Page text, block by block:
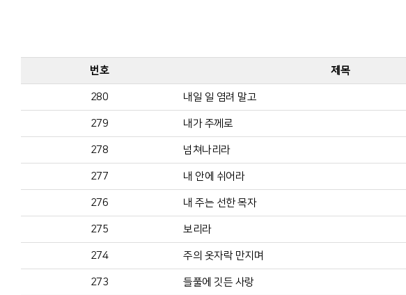
번호 제목
280 내일 일 염려 말고
279 내가 주께로
278 넘쳐나리라
277 내 안에 쉬어라
276 내 주는 선한 목자
275 보리라
274 주의 옷자락 만지며
273 들풀에 깃든 사랑